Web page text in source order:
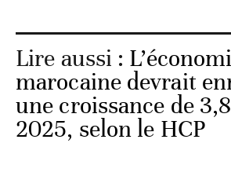
Lire aussi :
marocaine devrait
une croissance de
2025, selon le HCP